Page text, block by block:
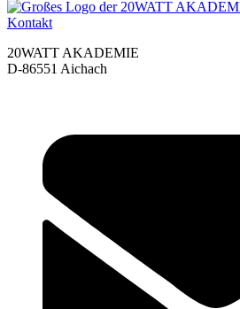
Kontakt
20WATT AKADEMIE
D-86551 Aichach